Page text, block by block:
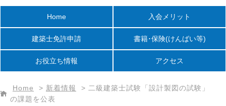
Home 入会メリット
建築士免許申請 書籍･保険(けんばい等)
お役立ち情報 アクセス
Home > 新着情報 > 二級建築士試験「設計製図の試験」
の課題を公表